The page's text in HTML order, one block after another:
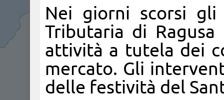
Nei giorni scorsi gli
Tributaria di
attività a tutela dei
mercato. Gli
delle festività del